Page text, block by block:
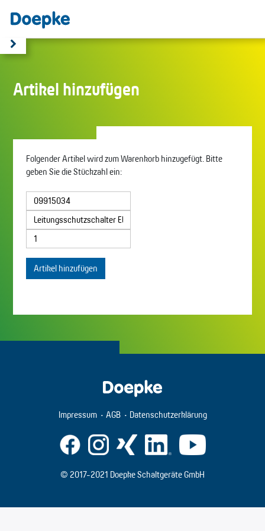
Artikel hinzufügen
Folgender Artikel wird zum Warenkorb hinzugefügt. Bitte
geben Sie die Stückzahl ein:
Artikel hinzufügen
Impressum AGB Datenschutzerklärung
© 2017-2021 Doepke Schaltgeräte GmbH